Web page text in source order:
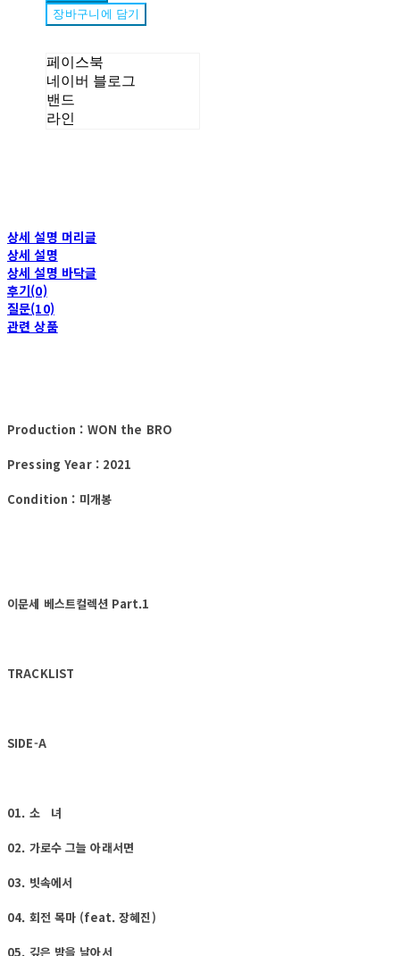
장바구니에 담기
페이스북
네이버 블로그
밴드
라인
상세 설명 머리글
상세 설명
상세 설명 바닥글
후기(0)
질문(10)
관련 상품
Production : WON the BRO
Pressing Year : 2021
Condition : 미개봉
이문세 베스트컬렉션 Part.1
TRACKLIST
SIDE-A
01. 소 녀
02. 가로수 그늘 아래서면
03. 빗속에서
04. 회전 목마 (feat. 장혜진)
05. 깊은 밤을 날아서